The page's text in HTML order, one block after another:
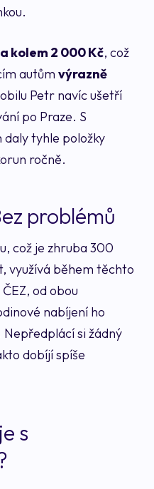
kolem 2 000 Kč, což
autům výrazně
Petr navíc ušetří
po Praze. S
tyhle položky
ročně.
problémů
což je zhruba 300
využívá během těchto
od obou
nabíjení ho
si žádný
dobíjí spíše
s